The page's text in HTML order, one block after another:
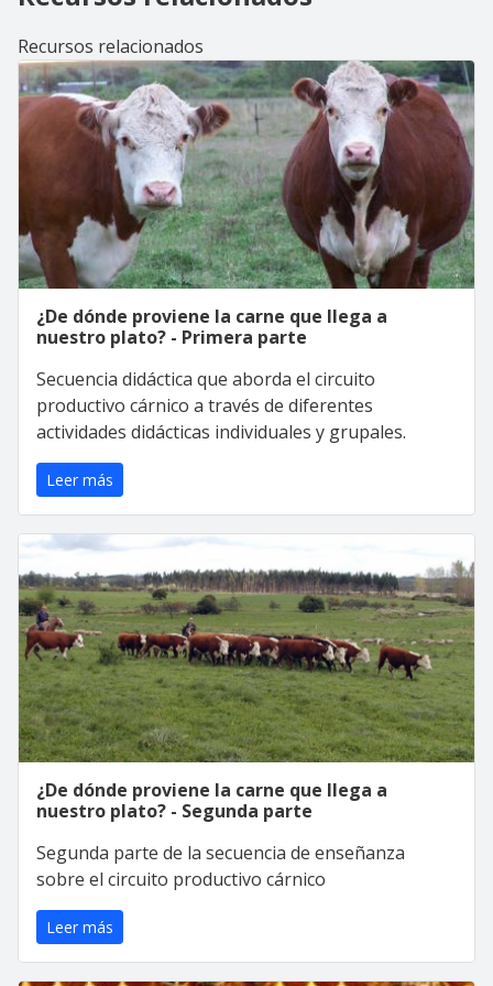
Recursos relacionados
¿De dónde proviene la carne que llega a
nuestro plato? - Primera parte
Secuencia didáctica que aborda el circuito
productivo cárnico a través de diferentes
actividades didácticas individuales y grupales.
Leer más
¿De dónde proviene la carne que llega a
nuestro plato? - Segunda parte
Segunda parte de la secuencia de enseñanza
sobre el circuito productivo cárnico
Leer más